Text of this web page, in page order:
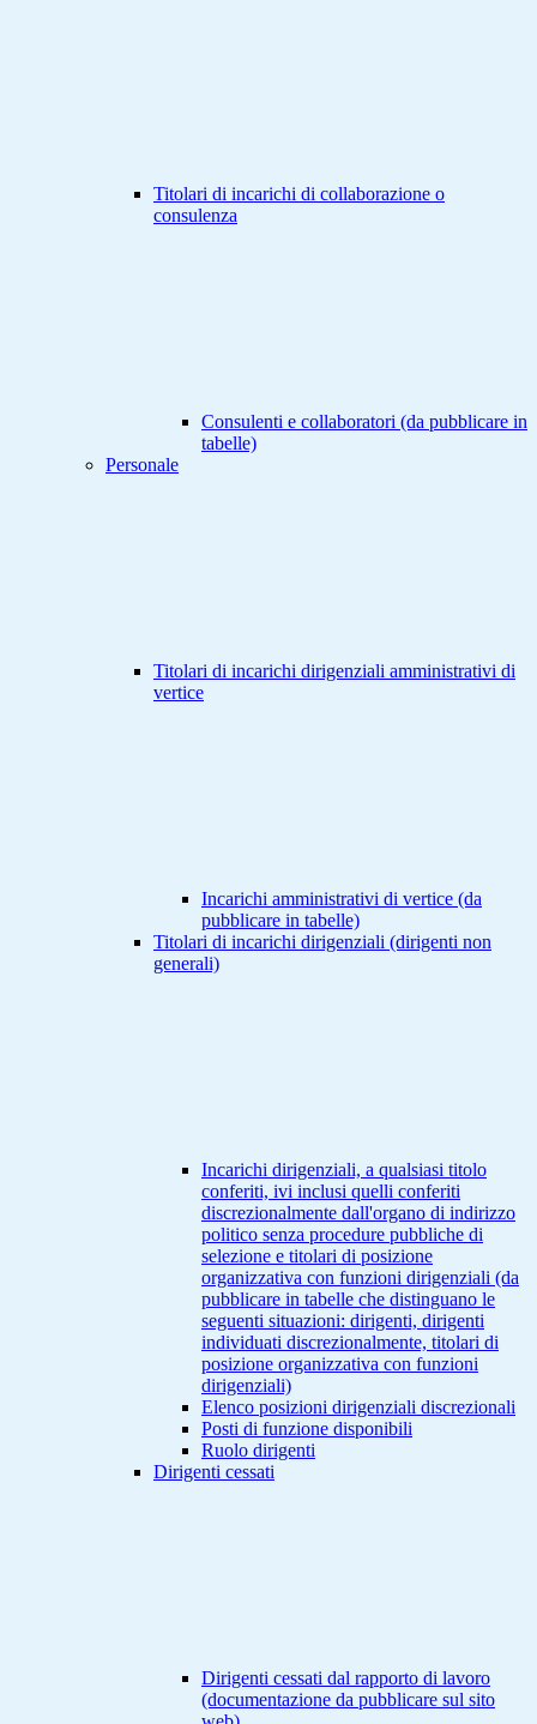
Titolari di incarichi di collaborazione o
consulenza
Consulenti e collaboratori (da pubblicare in
tabelle)
Personale
Titolari di incarichi dirigenziali amministrativi di
vertice
Incarichi amministrativi di vertice (da
pubblicare in tabelle)
Titolari di incarichi dirigenziali (dirigenti non
generali)
Incarichi dirigenziali, a qualsiasi titolo
conferiti, ivi inclusi quelli conferiti
discrezionalmente dall'organo di indirizzo
politico senza procedure pubbliche di
selezione e titolari di posizione
organizzativa con funzioni dirigenziali (da
pubblicare in tabelle che distinguano le
seguenti situazioni: dirigenti, dirigenti
individuati discrezionalmente, titolari di
posizione organizzativa con funzioni
dirigenziali)
Elenco posizioni dirigenziali discrezionali
Posti di funzione disponibili
Ruolo dirigenti
Dirigenti cessati
Dirigenti cessati dal rapporto di lavoro
(documentazione da pubblicare sul sito